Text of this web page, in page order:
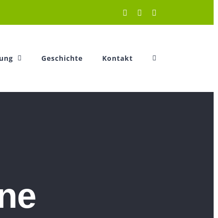
InstagramFacebook
Geschichte Kontakt